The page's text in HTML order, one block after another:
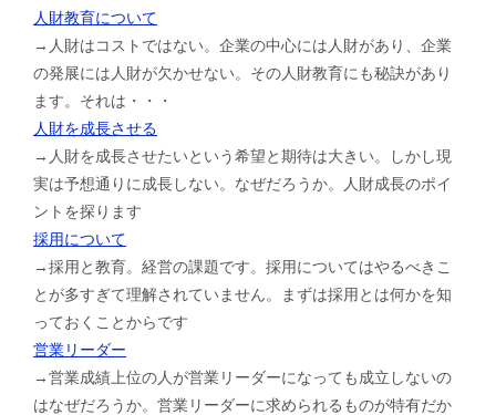
人財教育について
→人財はコストではない。企業の中心には人財があり、企業
の発展には人財が欠かせない。その人財教育にも秘訣があり
ます。それは・・・
人財を成長させる
→人財を成長させたいという希望と期待は大きい。しかし現
実は予想通りに成長しない。なぜだろうか。人財成長のポイ
ントを探ります
採用について
→採用と教育。経営の課題です。採用についてはやるべきこ
とが多すぎて理解されていません。まずは採用とは何かを知
っておくことからです
営業リーダー
→営業成績上位の人が営業リーダーになっても成立しないの
はなぜだろうか。営業リーダーに求められるものが特有だか